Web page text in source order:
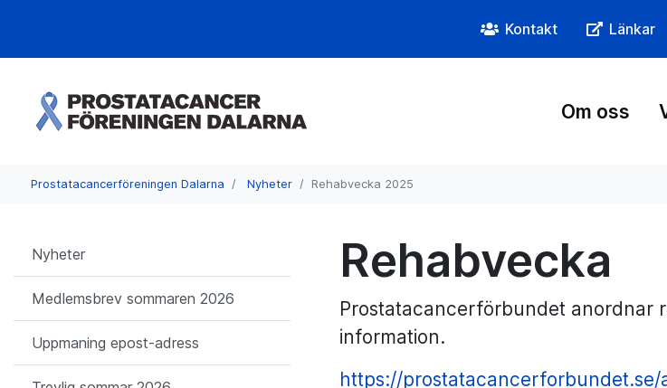
Kontakt Länkar
Om oss
Prostatacancerföreningen Dalarna Nyheter Rehabvecka 2025
Nyheter
Medlemsbrev sommaren 2026
Uppmaning epost-adress
Rehabvecka
Prostatacancerförbundet anordnar
information.
https://